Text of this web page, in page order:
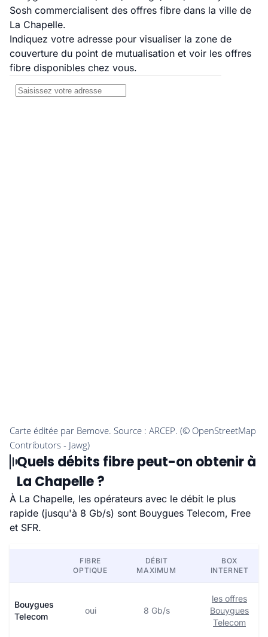
Sosh commercialisent des offres fibre dans la ville de
La Chapelle.
Indiquez votre adresse pour visualiser la zone de
couverture du point de mutualisation et voir les offres
fibre disponibles chez vous.
Quels débits fibre peut-on obtenir à
La Chapelle ?
À La Chapelle, les opérateurs avec le débit le plus
rapide (jusqu'à 8 Gb/s) sont Bouygues Telecom, Free
et SFR.
FIBRE
OPTIQUE
DÉBIT
MAXIMUM
BOX
INTERNET
Bouygues
Telecom
oui 8 Gb/s
les offres
Bouygues
Telecom